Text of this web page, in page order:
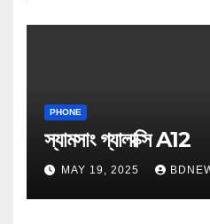
PHONE
স্যামসাং গ্যালাক্সি A12
MAY 19, 2025